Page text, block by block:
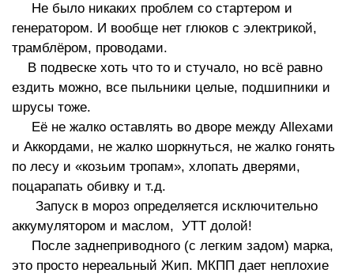
Не было никаких проблем со стартером и
генератором. И вообще нет глюков с электрикой,
трамблёром, проводами.
В подвеске хоть что то и стучало, но всё равно
ездить можно, все пыльники целые, подшипники и
шрусы тоже.
Её не жалко оставлять во дворе между Allexами
и Аккордами, не жалко шоркнуться, не жалко гонять
по лесу и «козьим тропам», хлопать дверями,
поцарапать обивку и т.д.
Запуск в мороз определяется исключительно
аккумулятором и маслом, УТТ долой!
После заднеприводного (с легким задом) марка,
это просто нереальный Жип. МКПП дает неплохие